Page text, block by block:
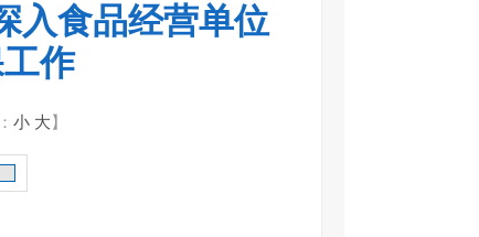
入食品经营单位
作
小 大】